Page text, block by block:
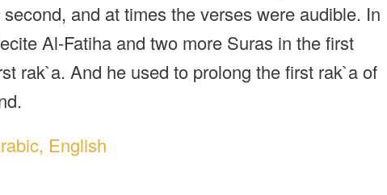
and at times the verses were audible. In
Al-Fatiha and two more Suras in the first
rak`a. And he used to prolong the first rak`a of
English